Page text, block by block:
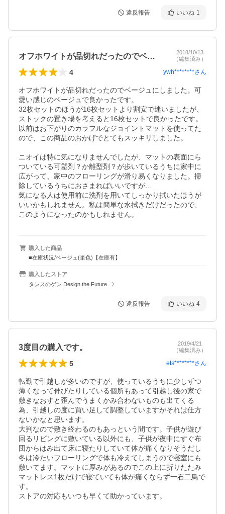
違反報告 いいね 1
オフホワイトが品切れだったのでベージュ…
2018/10/13
（編集済み）
4 ywh********さん
オフホワイトが品切れだったのでベージュにしました。可
愛い感じのベージュで良かったです。
32枚セットのほうが16枚セットより割安で迷いましたが、
ストックの置き場を考えると16枚セットで良かったです。
以前はお下がりのカラフルなジョイントマットを使ってた
ので、この商品のおかげでとてもスッキリしました。
ニオイは特に気になりませんでしたが、マットの表面にら
ついている可塑剤？か離型剤？が歩いているうちに家中に
広がって、家中のフローリングが滑り易くなりました。掃
除しているうちにおさまればいいですが…
気になる人は使用前に洗剤を用いてしっかり拭いたほうが
いいかもしれません。私は簡単な水拭きだけだったので、
このようになったのかもしれません。
購入した商品
■在庫状況/ベージュ(単色)【在庫有】
購入したストア
タンスのゲン Design the Future
違反報告 いいね 4
3度目の購入です。
2019/4/21
（編集済み）
5 ets********さん
転勤で引越しが多いのですが、使っているうちに少しずつ
薄くなって伸びたりしている個所もあって引越し後の家で
敷きなおすと歪んでうまくかみ合わないものも出てくる
為、引越しの度に買い足して調整していますがそれは仕方
ないかなと思います。
大判なので敷き終わるのもあっという間です。子供が遊び
回るリビングに敷いている以外にも、子供が夜中にすぐ布
団からはみ出て床に寝たりしていて体が痛くなりそうだし
冬は冷たいフローリングで体も冷えてしまうので寝室にも
敷いてます。マットに厚みがあるのでこの上に折りたたみ
マットレス1枚だけで寝ていても体が痛くならず一石二鳥で
す。
ストアの対応もいつも早くて助かっています。